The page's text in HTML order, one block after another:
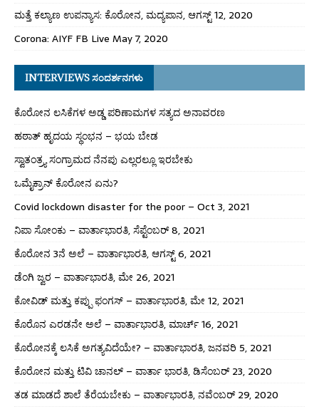
ಮತ್ತೆ ಕಲ್ಯಾಣ ಉಪನ್ಯಾಸ: ಕೊರೋನ, ಮದ್ಯಪಾನ, ಆಗಸ್ಟ್ 12, 2020
Corona: AIYF FB Live May 7, 2020
INTERVIEWS ಸಂದರ್ಶನಗಳು
ಕೊರೋನ ಲಸಿಕೆಗಳ ಅಡ್ಡ ಪರಿಣಾಮಗಳ ಸತ್ಯದ ಅನಾವರಣ
ಹಠಾತ್ ಹೃದಯ ಸ್ಥಂಭನ – ಭಯ ಬೇಡ
ಸ್ವಾತಂತ್ರ್ಯ ಸಂಗ್ರಾಮದ ನೆನಪು ಎಲ್ಲರಲ್ಲೂ ಇರಬೇಕು
ಒಮೈಕ್ರಾನ್ ಕೊರೋನ ಏನು?
Covid lockdown disaster for the poor – Oct 3, 2021
ನಿಪಾ ಸೋಂಕು – ವಾರ್ತಾಭಾರತಿ, ಸೆಪ್ಟೆಂಬರ್ 8, 2021
ಕೊರೋನ 3ನೆ ಅಲೆ – ವಾರ್ತಾಭಾರತಿ, ಆಗಸ್ಟ್ 6, 2021
ಡೆಂಗಿ ಜ್ವರ – ವಾರ್ತಾಭಾರತಿ, ಮೇ 26, 2021
ಕೋವಿಡ್ ಮತ್ತು ಕಪ್ಪು ಫಂಗಸ್ – ವಾರ್ತಾಭಾರತಿ, ಮೇ 12, 2021
ಕೊರೊನ ಎರಡನೇ ಅಲೆ – ವಾರ್ತಾಭಾರತಿ, ಮಾರ್ಚ್ 16, 2021
ಕೊರೋನಕ್ಕೆ ಲಸಿಕೆ ಅಗತ್ಯವಿದೆಯೇ? – ವಾರ್ತಾಭಾರತಿ, ಜನವರಿ 5, 2021
ಕೊರೋನ ಮತ್ತು ಟಿವಿ ಚಾನಲ್ – ವಾರ್ತಾ ಭಾರತಿ, ಡಿಸೆಂಬರ್ 23, 2020
ತಡ ಮಾಡದೆ ಶಾಲೆ ತೆರೆಯಬೇಕು – ವಾರ್ತಾಭಾರತಿ, ನವೆಂಬರ್ 29, 2020